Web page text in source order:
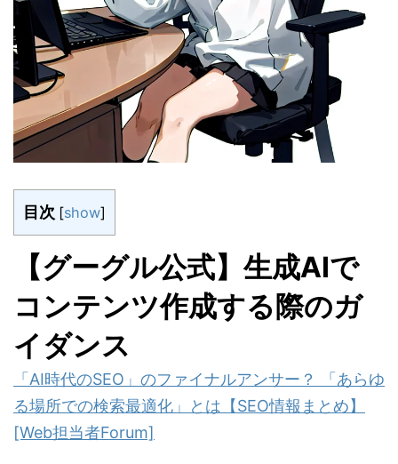
目次 [show]
【グーグル公式】生成AIで
コンテンツ作成する際のガ
イダンス
「AI時代のSEO」のファイナルアンサー？ 「あらゆ
る場所での検索最適化」とは【SEO情報まとめ】
[Web担当者Forum]